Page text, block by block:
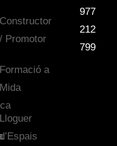
Constructor
/ Promotor
Formació a
Mida
Lloguer
d’Espais
977
212
799